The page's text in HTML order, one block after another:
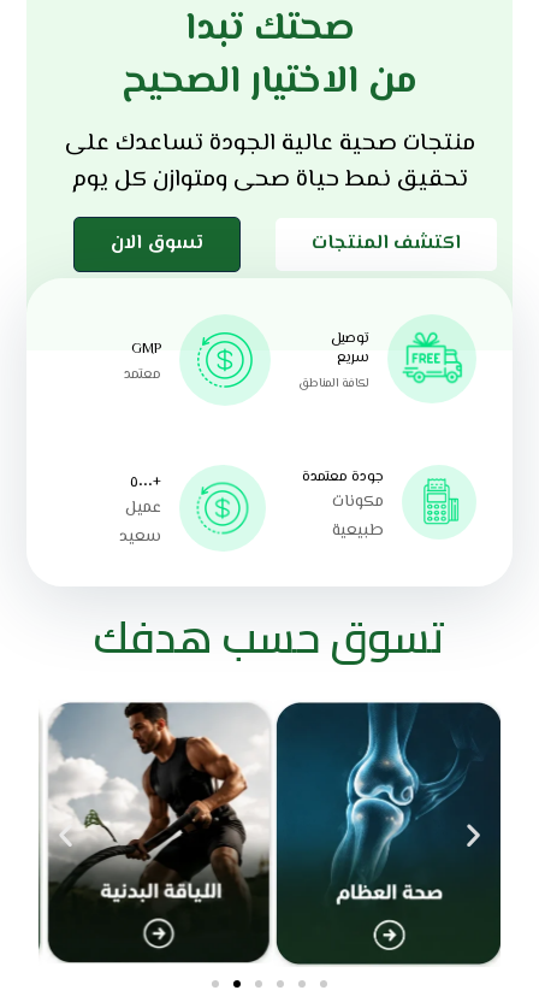
صحتك تبدا
من الاختيار الصحيح
منتجات صحية عالية الجودة تساعدك على
تحقيق نمط حياة صحى ومتوازن كل يوم
اكتشف المنتجات تسوق الان
توصيل
سريع
لكافة المناطق
GMP
معتمد
جودة معتمدة
مكونات
طبيعية
+٥٠٠٠
عميل
سعيد
تسوق حسب هدفك